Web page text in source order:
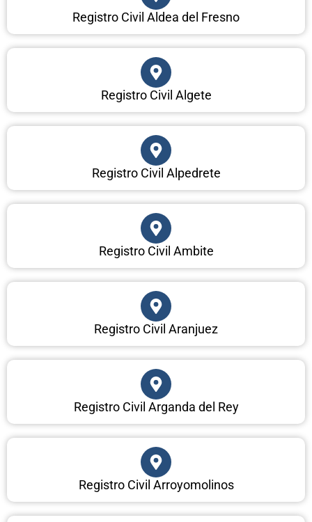
Registro Civil Aldea del Fresno
Registro Civil Algete
Registro Civil Alpedrete
Registro Civil Ambite
Registro Civil Aranjuez
Registro Civil Arganda del Rey
Registro Civil Arroyomolinos